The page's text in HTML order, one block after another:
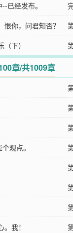
已经发布。
你，问君知否？
下）
章/共1009章
观点。
我！